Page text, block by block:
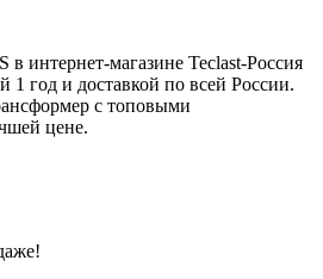
в интернет-магазине Teclast-Россия
1 год и доставкой по всей России.
с топовыми
цене.